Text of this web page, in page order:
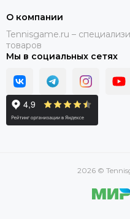
О компании
Tennisgame.ru –
товаров
Мы в социальных сетях
2026 ©